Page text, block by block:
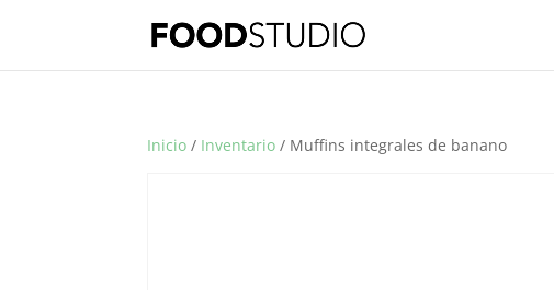
Inicio / Inventario / Muffins integrales de banano